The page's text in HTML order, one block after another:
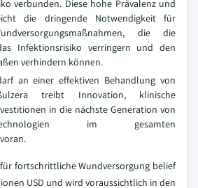
verbunden. Diese hohe Prävalenz und
die dringende Notwendigkeit für
die die
Infektionsrisiko verringern und den
verhindern können.
an einer effektiven Behandlung von
treibt Innovation, klinische
in die nächste Generation von
im gesamten
fortschrittliche Wundversorgung belief
USD und wird voraussichtlich in den